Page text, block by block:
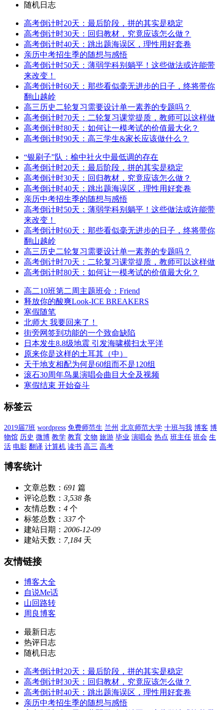
随机日志
高考倒计时20天：最后阶段，拼的其实是稳定
高考倒计时30天：回归教材，究竟应该怎么做？
高考倒计时40天：跳出题海误区，理性用好套卷
亲历中考招生季的随想与感悟
高考倒计时50天：薄弱学科别躺平！这些做法或许能带
来改变！
高考倒计时60天：那些看似毫无进步的日子，终将带你
翻山越岭
高三历史二轮复习需要设计单一素养的专题吗？
高考倒计时70天：二轮复习课堂提质，教师可以这样做
高考倒计时80天：如何让一模考试的价值最大化？
高考倒计时90天：高三学生&家长应该做什么？
“银刷子”队：榆中社火中最低调的存在
高考倒计时20天：最后阶段，拼的其实是稳定
高考倒计时30天：回归教材，究竟应该怎么做？
高考倒计时40天：跳出题海误区，理性用好套卷
亲历中考招生季的随想与感悟
高考倒计时50天：薄弱学科别躺平！这些做法或许能带
来改变！
高考倒计时60天：那些看似毫无进步的日子，终将带你
翻山越岭
高三历史二轮复习需要设计单一素养的专题吗？
高考倒计时70天：二轮复习课堂提质，教师可以这样做
高考倒计时80天：如何让一模考试的价值最大化？
高二10班第二周主题班会：Friend
释放你的酸爽Look-ICE BREAKERS
寒假随笔
北师大 我要回来了！
街旁网签到功能的一个致命缺陷
日本发生8.8级地震 引发海啸横扫太平洋
原来你是这样的土耳其（中）
天干地支相配为何是60组而不是120组
滚石30周年鸟巢演唱会曲目大全及视频
寒假结束 开始奋斗
标签云
2019届7班 wordpress 免费师范生 兰州 北京师范大学 十班与我 博客 博
物馆 历史 微博 教学 教育 文物 旅游 毕业 演唱会 热点 班主任 班会 生
活 电影 翻译 计算机 读书 高三 高考
博客统计
文章总数： 691 篇
评论总数： 3,538 条
友情总数： 4 个
标签总数： 337个
建站日期： 2006-12-09
建站天数： 7,184 天
友情链接
博客大全
自说Me话
山回路转
周良博客
最新日志
热评日志
随机日志
高考倒计时20天：最后阶段，拼的其实是稳定
高考倒计时30天：回归教材，究竟应该怎么做？
高考倒计时40天：跳出题海误区，理性用好套卷
亲历中考招生季的随想与感悟